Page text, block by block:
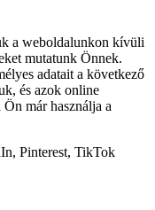
a weboldalunkon kívüli
mutatunk Önnek.
adatait a következő
és azok online
már használja a
Pinterest, TikTok